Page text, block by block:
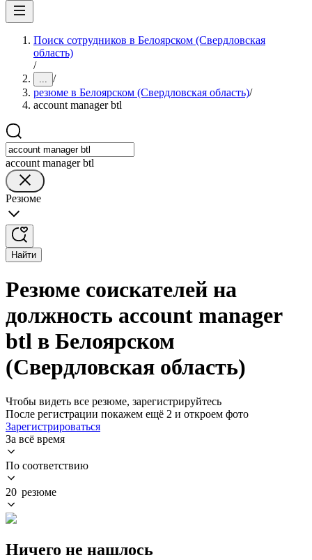
Поиск сотрудников в Белоярском (Свердловская
область)
/
... /
резюме в Белоярском (Свердловская область)/
account manager btl
account manager btl
Резюме
Найти
Резюме соискателей на
должность account manager
btl в Белоярском
(Свердловская область)
Чтобы видеть все резюме, зарегистрируйтесь
После регистрации покажем ещё 2 и откроем фото
Зарегистрироваться
За всё время
По соответствию
20 резюме
Ничего не нашлось